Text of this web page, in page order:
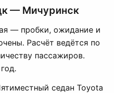
— Мичуринск
— пробки, ожидание и
Расчёт ведётся по
пассажиров.
седан Toyota